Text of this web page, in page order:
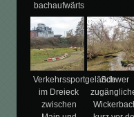
bachaufwärts
Verkehrssportgelände
im Dreieck
zwischen
Schwer